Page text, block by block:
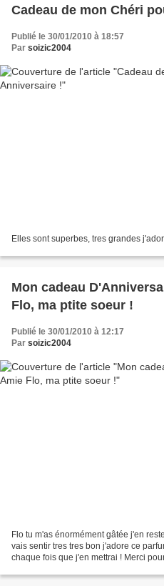
Publié le 30/01/2010 à 18:57
Par soizic2004
Elles sont superbes, tres grandes
Mon cadeau
Flo, ma ptite soeur !
Publié le 30/01/2010 à 12:17
Par soizic2004
Flo tu m'as énormément gâtée j'en
vais sentir tres tres bon j'adore ce
chaque fois que j'en mettrai ! Merci